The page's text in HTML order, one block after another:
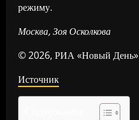
режиму.
Москва, Зоя Осколкова
© 2026, РИА «Новый День»
Источник